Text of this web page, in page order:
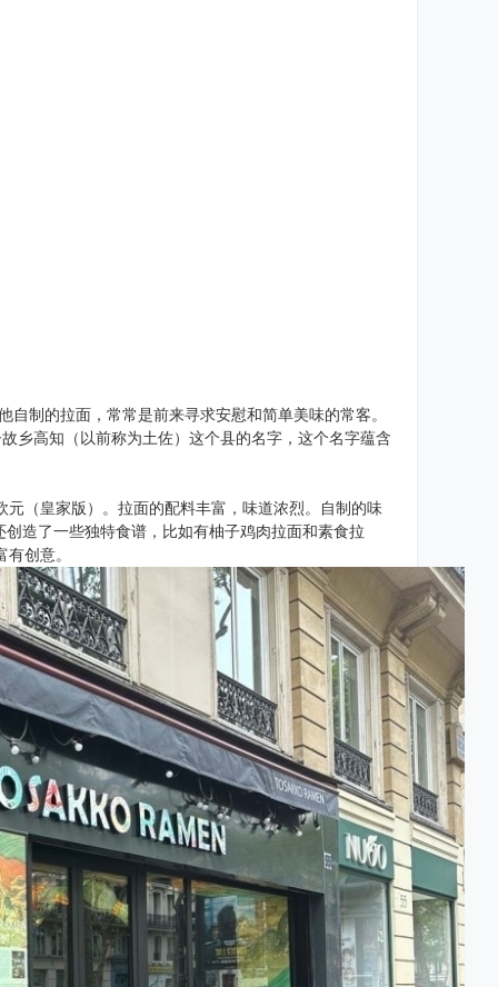
制的拉面，常常是前来寻求安慰和简单美味的常客。
乡高知（以前称为土佐）这个县的名字，这个名字蕴含
（皇家版）。拉面的配料丰富，味道浓烈。自制的味
创造了一些独特食谱，比如有柚子鸡肉拉面和素食拉
创意。